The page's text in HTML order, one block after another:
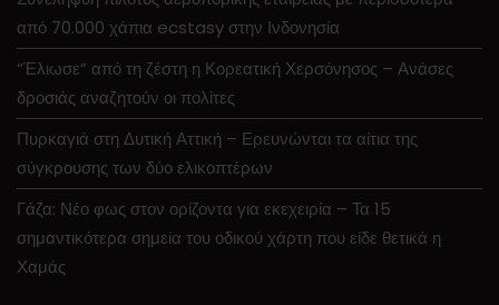
από 70.000 χάπια ecstasy στην Ινδονησία
“Έλιωσε” από τη ζέστη η Κορεατική Χερσόνησος – Ανάσες
δροσιάς αναζητούν οι πολίτες
Πυρκαγιά στη Δυτική Αττική – Ερευνώνται τα αίτια της
σύγκρουσης των δύο ελικοπτέρων
Γάζα: Νέο φως στον ορίζοντα για εκεχειρία – Τα 15
σημαντικότερα σημεία του οδικού χάρτη που είδε θετικά η
Χαμάς